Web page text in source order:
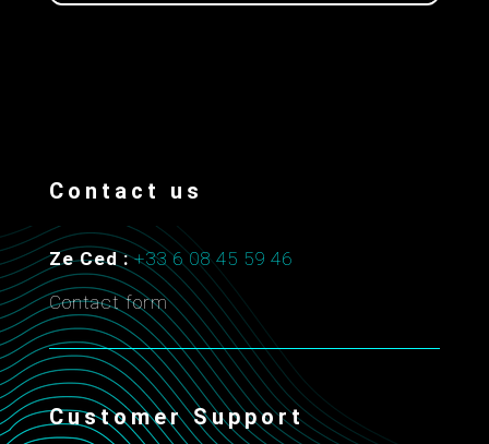
Contact us
Ze Ced :+33 6 08 45 59 46
Contact form
Customer Support